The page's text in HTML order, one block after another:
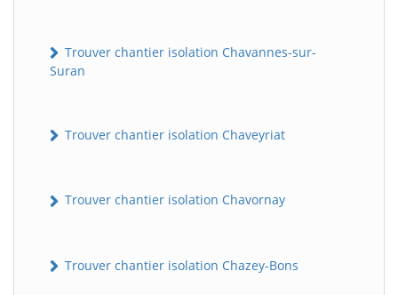
Trouver chantier isolation Chavannes-sur-
Suran
Trouver chantier isolation Chaveyriat
Trouver chantier isolation Chavornay
Trouver chantier isolation Chazey-Bons